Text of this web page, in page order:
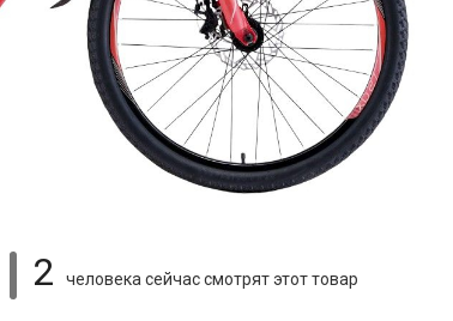
2 человека сейчас смотрятэтот товар